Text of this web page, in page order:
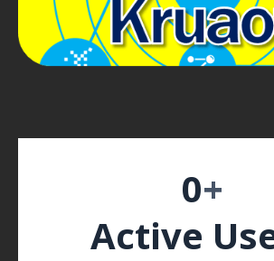
0+
Active